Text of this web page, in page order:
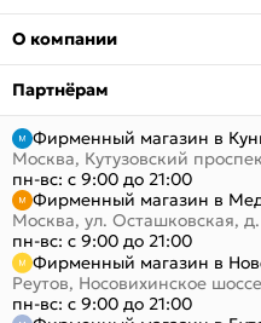
О компании
Партнёрам
Фирменный магазин в
Москва, Кутузовский
пн-вс: с 9:00 до 21:00
Фирменный магазин в
Москва, ул. Осташковская,
пн-вс: с 9:00 до 21:00
Фирменный магазин в
Реутов, Носовихинское
пн-вс: с 9:00 до 21:00